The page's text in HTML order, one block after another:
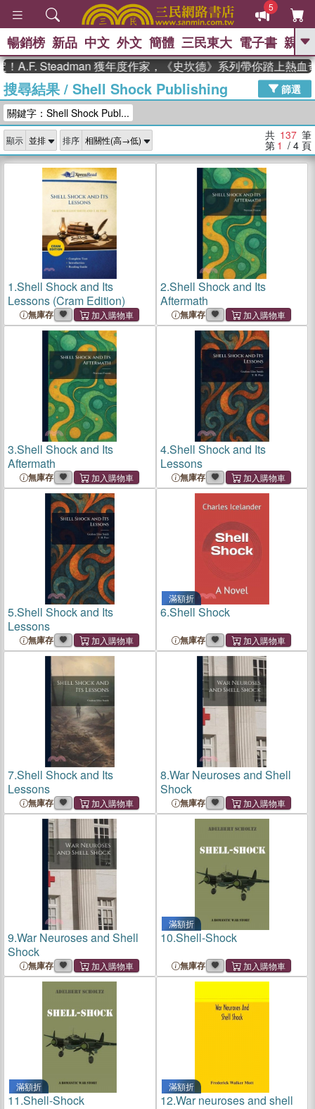
5
GO
熱搜： 東野圭吾 、 高希均教授回憶錄
、 The Odyssey 、 父親節 、 如果歷
獎 臺灣漫遊錄 、 方念華 、 台灣的李
登輝時代
數學女孩：黎曼猜想 、
偉大的迷走神經
暢銷榜 新品 中文 外文 簡體 三民東大 電子書 親子
獲年度作家，《史坎德》系列帶你踏上熱血奇幻旅
搜尋結果/ Shell Shock Publishing
篩選
關鍵字：Shell Shock Publ...
顯示 排序 共 137 筆
第 1 / 4 頁
1.Shell Shock and Its
Lessons (Cram Edition)
無庫存
2.Shell Shock and Its
Aftermath
無庫存
3.Shell Shock and Its
Aftermath
無庫存
4.Shell Shock and Its
Lessons
無庫存
5.Shell Shock and Its
Lessons
無庫存
滿額折
6.Shell Shock
無庫存
7.Shell Shock and Its
Lessons
無庫存
8.War Neuroses and Shell
Shock
無庫存
9.War Neuroses and Shell
Shock
無庫存
滿額折
10.Shell-Shock
無庫存
滿額折
11.Shell-Shock
滿額折
12.War neuroses and shell